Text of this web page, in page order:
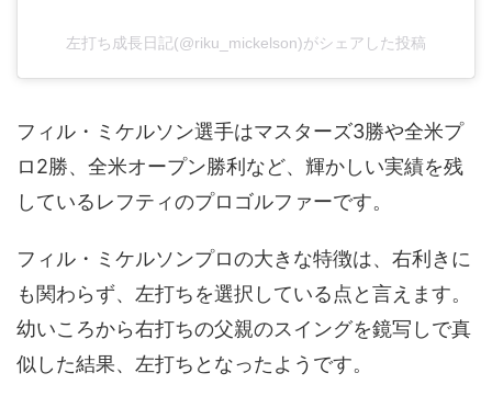
左打ち成長日記(@riku_mickelson)がシェアした投稿
フィル・ミケルソン選手はマスターズ3勝や全米プ
ロ2勝、全米オープン勝利など、輝かしい実績を残
しているレフティのプロゴルファーです。
フィル・ミケルソンプロの大きな特徴は、右利きに
も関わらず、左打ちを選択している点と言えます。
幼いころから右打ちの父親のスイングを鏡写しで真
似した結果、左打ちとなったようです。